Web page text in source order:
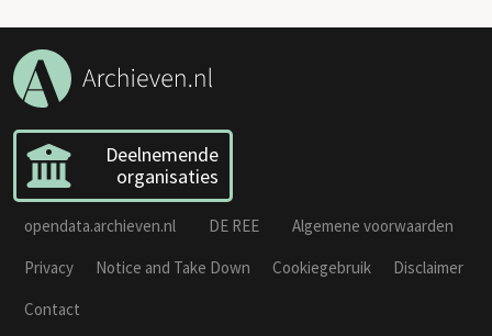
Deelnemende
organisaties
opendata.archieven.nl DE REE
Algemene voorwaarden
Privacy
Notice and Take Down Cookiegebruik
Disclaimer
Contact